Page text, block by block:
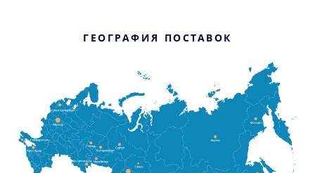
ГЕОГРАФИЯ ПОСТАВОК